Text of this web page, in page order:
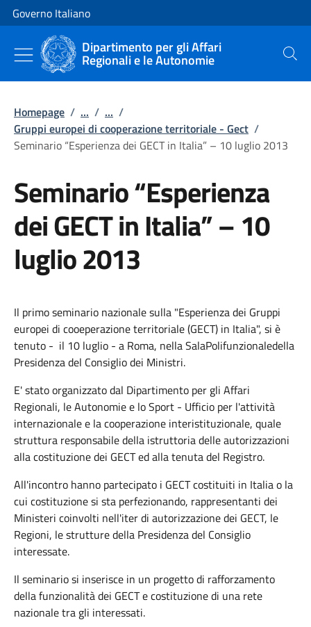
Vai al contenuto
Vai alla navigazione del sito
Governo Italiano
Dipartimento per gli Affari
Regionali e le Autonomie Cerca
Homepage / ... / ... /
Gruppi europei di cooperazione territoriale - Gect /
Seminario “Esperienza dei GECT in Italia” – 10 luglio 2013
Seminario “Esperienza
dei GECT in Italia” – 10
luglio 2013
Il primo seminario nazionale sulla "Esperienza dei Gruppi
europei di cooeperazione territoriale (GECT) in Italia", si è
tenuto - il 10 luglio - a Roma, nella SalaPolifunzionaledella
Presidenza del Consiglio dei Ministri.
E' stato organizzato dal Dipartimento per gli Affari
Regionali, le Autonomie e lo Sport - Ufficio per l'attività
internazionale e la cooperazione interistituzionale, quale
struttura responsabile della istruttoria delle autorizzazioni
alla costituzione dei GECT ed alla tenuta del Registro.
All'incontro hanno partecipato i GECT costituiti in Italia o la
cui costituzione si sta perfezionando, rappresentanti dei
Ministeri coinvolti nell'iter di autorizzazione dei GECT, le
Regioni, le strutture della Presidenza del Consiglio
interessate.
Il seminario si inserisce in un progetto di rafforzamento
della funzionalità dei GECT e costituzione di una rete
nazionale tra gli interessati.